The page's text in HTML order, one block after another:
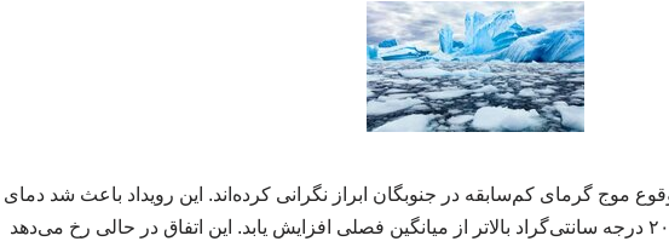
موج گرمای کم‌سابقه در جنوبگان ابراز نگرانی کرده‌اند. این رویداد باعث شد دمای
برخی نقاط این قاره یخ‌زده تا حدود ۲۰ درجه سانتی‌گراد بالاتر از میانگین فصلی افزایش یابد. این اتفاق در حالی رخ می‌دهد